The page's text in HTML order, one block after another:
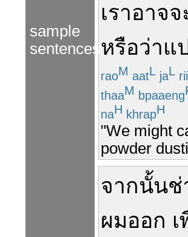
sample
sentences
เราอาจจ
หรือว่าแ
raoM aatL jaL
thaaM bpaaeng
naH khrapH
"We might
powder
จากนั้นช่
ผมออก